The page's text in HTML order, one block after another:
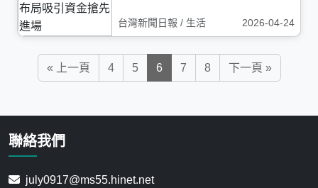
台灣新聞日報 / 生活 2026-04-24
« 上一頁 4 5 6 7 8 下一頁 »
聯絡我們
july0917@ms55.hinet.net